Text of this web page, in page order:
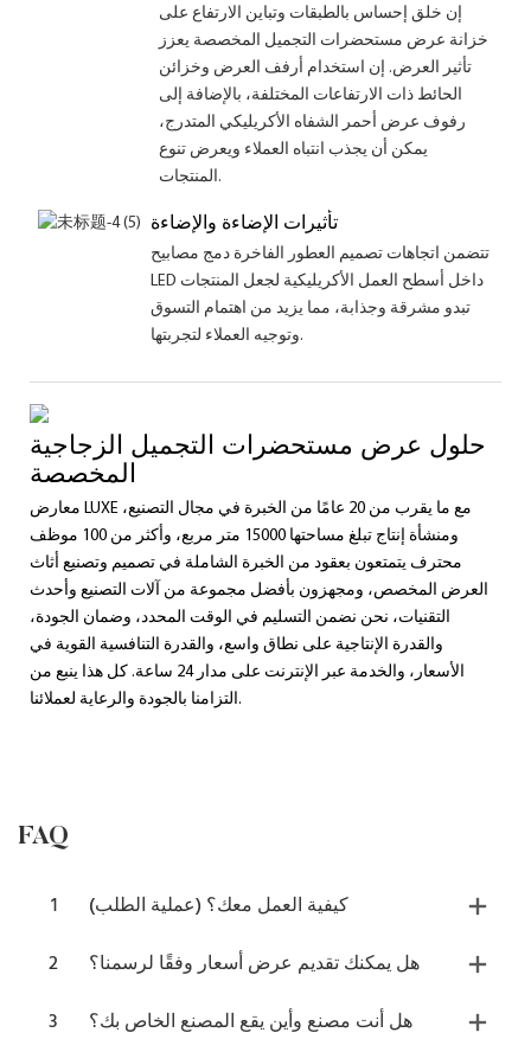
إن خلق إحساس بالطبقات وتباين الارتفاع على
خزانة عرض مستحضرات التجميل المخصصة يعزز
تأثير العرض. إن استخدام أرفف العرض وخزائن
الحائط ذات الارتفاعات المختلفة، بالإضافة إلى
رفوف عرض أحمر الشفاه الأكريليكي المتدرج،
يمكن أن يجذب انتباه العملاء ويعرض تنوع
المنتجات.
تأثيرات الإضاءة والإضاءة
تتضمن اتجاهات تصميم العطور الفاخرة دمج مصابيح
LED داخل أسطح العمل الأكريليكية لجعل المنتجات
تبدو مشرقة وجذابة، مما يزيد من اهتمام التسوق
وتوجيه العملاء لتجربتها.
حلول عرض مستحضرات التجميل الزجاجية
المخصصة
معارض LUXE مع ما يقرب من 20 عامًا من الخبرة في مجال التصنيع،
ومنشأة إنتاج تبلغ مساحتها 15000 متر مربع، وأكثر من 100 موظف
محترف يتمتعون بعقود من الخبرة الشاملة في تصميم وتصنيع أثاث
العرض المخصص، ومجهزون بأفضل مجموعة من آلات التصنيع وأحدث
التقنيات، نحن نضمن التسليم في الوقت المحدد، وضمان الجودة،
والقدرة الإنتاجية على نطاق واسع، والقدرة التنافسية القوية في
الأسعار، والخدمة عبر الإنترنت على مدار 24 ساعة. كل هذا ينبع من
التزامنا بالجودة والرعاية لعملائنا.
FAQ
1
كيفية العمل معك؟ (عملية الطلب)
2
هل يمكنك تقديم عرض أسعار وفقًا لرسمنا؟
3
هل أنت مصنع وأين يقع المصنع الخاص بك؟